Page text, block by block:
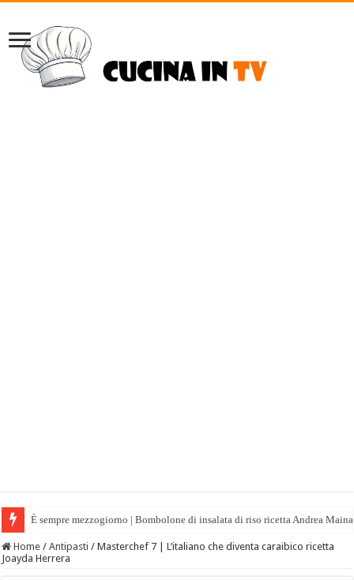
È sempre mezzogiorno | Bombolone di insalata di riso ricetta Andrea
Home / Antipasti / Masterchef 7 | L’italiano che diventa caraibico ricetta
Joayda Herrera